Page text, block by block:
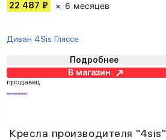
22 487 ₽ 6 месяцев
Диван 4Sis Гляссе
Подробнее
В магазин
продавец
Кресла производителя "4sis"